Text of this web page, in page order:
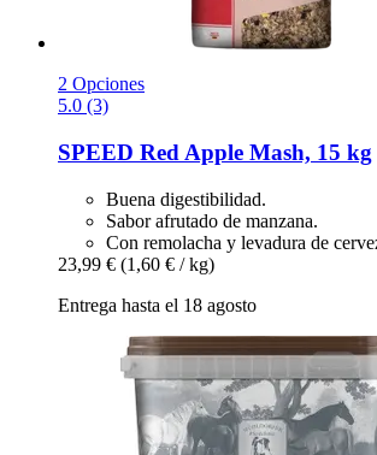
2 Opciones
5.0 (3)
SPEED Red Apple Mash, 15 kg
Buena digestibilidad.
Sabor afrutado de manzana.
Con remolacha y levadura de
23,99 € (1,60 € / kg)
Entrega hasta el 18 agosto